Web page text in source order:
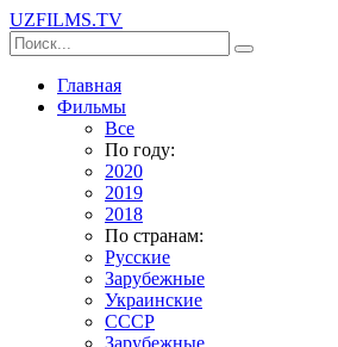
UZFILMS.TV
Главная
Фильмы
Все
По году:
2020
2019
2018
По странам:
Русские
Зарубежные
Украинские
СССР
Зарубежные